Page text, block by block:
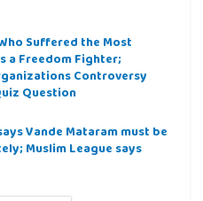
Suffered the Most
a Freedom Fighter;
Controversy
Question
Vande Mataram must be
Muslim League says